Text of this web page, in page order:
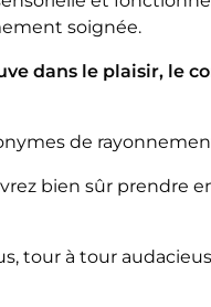
soignée.
dans le plaisir, le
de
bien sûr prendre
tour à tour